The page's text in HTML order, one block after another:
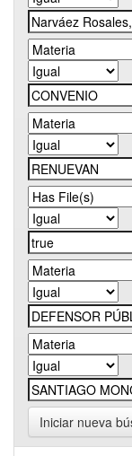
Iniciar nueva